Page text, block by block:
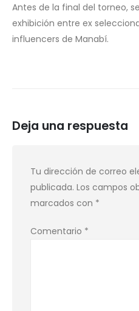
Antes de la final del torneo,
exhibición entre ex
influencers de Manabí.
Deja una respuesta
Tu dirección de correo
publicada. Los campos
marcados con *
Comentario *